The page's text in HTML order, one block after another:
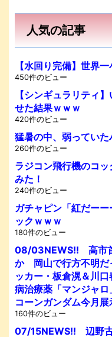
人気の記事
【水回り完備】世界
450件のビュー
【シンギュラリティ
せた結果ｗｗｗ
420件のビュー
猛暑の中、弱っていた
260件のビュー
ラジコン飛行機のコ
みた！
240件のビュー
ガチャピン「紅だー
ックｗｗｗ
180件のビュー
08/03NEWS!! 高市
か 岡山で行方不明
ッカー・板倉滉＆川
病治療薬「マンジャ
コーンガンダム今月
160件のビュー
07/15NEWS!! 辺野古